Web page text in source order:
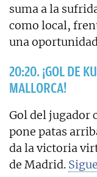
suma a la
como local,
una
20:20. ¡GOL DE
MALLORCA!
Gol del jugador
pone patas
da la victoria
de Madrid.